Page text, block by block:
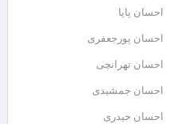
احسان پایا
احسان پورجعفری
احسان تهرانچی
احسان جمشیدی
احسان حیدری